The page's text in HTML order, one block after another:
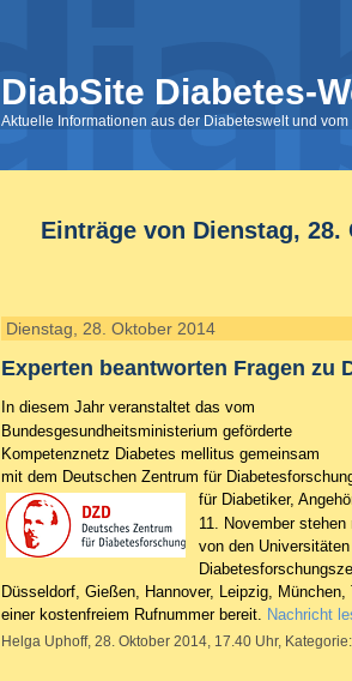
DiabSite Diabetes-
Aktuelle Informationen aus der Diabeteswelt und
Einträge von Dienstag, 28.
Dienstag, 28. Oktober 2014
Experten beantworten Fragen zu
In diesem Jahr veranstaltet das vom
Bundesgesundheitsministerium geförderte
Kompetenznetz Diabetes mellitus gemeinsam
mit dem Deutschen Zentrum für
für Diabetiker,
11. November
von den
Düsseldorf, Gießen, Hannover, Leipzig,
einer kostenfreiem Rufnummer bereit. Nachricht
Helga Uphoff, 28. Oktober 2014, 17.40 Uhr,